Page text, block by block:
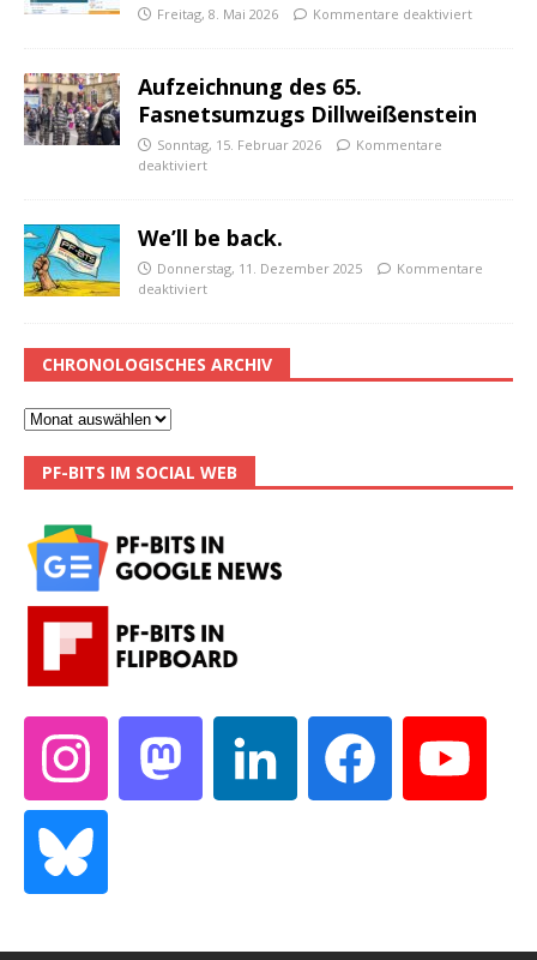
Freitag, 8. Mai 2026 Kommentare deaktiviert
Aufzeichnung des 65.
Fasnetsumzugs Dillweißenstein
Sonntag, 15. Februar 2026
Kommentare
deaktiviert
We’ll be back.
Donnerstag, 11. Dezember 2025
Kommentare
deaktiviert
CHRONOLOGISCHES ARCHIV
PF-BITS IM SOCIAL WEB